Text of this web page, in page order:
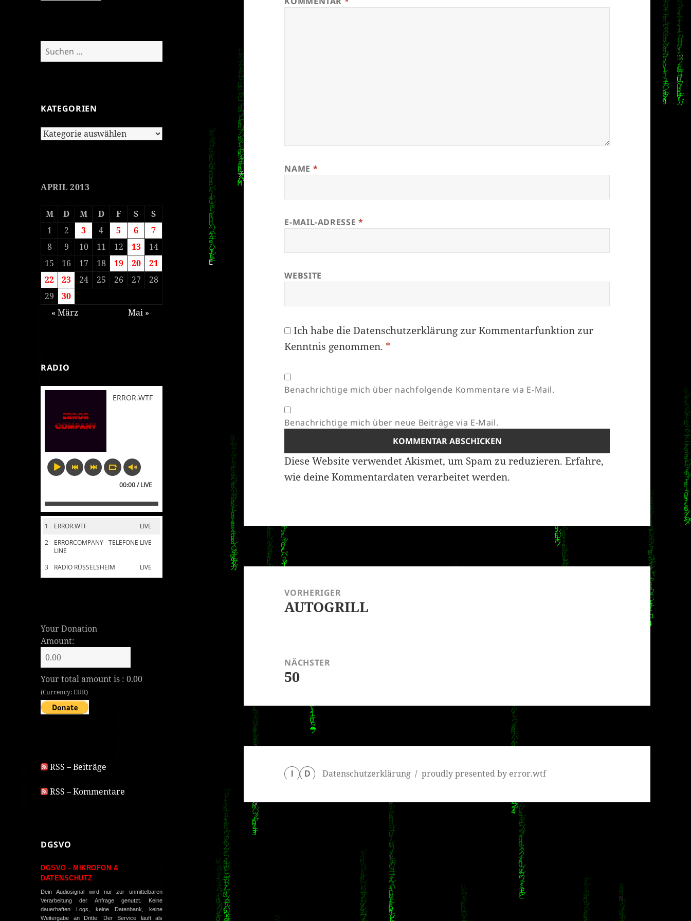
Suchen
nach:
KATEGORIEN
Kategorien
APRIL 2013
M D M D F S
S
1
2 3 4 5 6
7
8
9 10 11 12 13
14
15
16 17 18 19 20
21
22
23 24 25 26 27
28
29
30
« März
Mai »
RADIO
ERROR.WTF
00:00 / LIVE
1 LIVE
ERROR.WTF
2
LIVE
ERRORCOMPANY - TELEFONE
LINE
3
LIVE
RADIO RÜSSELSHEIM
Your Donation
Amount:
Your total amount is :0.00
(Currency: EUR)
RSS – Beiträge
RSS – Kommentare
DGSVO
DGSVO - MIKROFON &
DATENSCHUTZ
Dein Audiosignal wird nur zur unmittelbaren
Verarbeitung der Anfrage genutzt. Keine
dauerhaften Logs, keine Datenbank, keine
Weitergabe an Dritte. Der Service läuft als
NAME *
E-MAIL-ADRESSE *
WEBSITE
Ich habe dieDatenschutzerklärungzur Kommentarfunktion zur
Kenntnis genommen. *
Benachrichtige mich über nachfolgende Kommentare via E-Mail.
Benachrichtige mich über neue Beiträge via E-Mail.
Diese Website verwendet Akismet, um Spam zu reduzieren.Erfahre,
wie deine Kommentardaten verarbeitet werden.
VORHERIGER
Vorheriger
AUTOGRILL
NÄCHSTER
Nächster
50
D Datenschutzerklärung proudly presented by error.wtf